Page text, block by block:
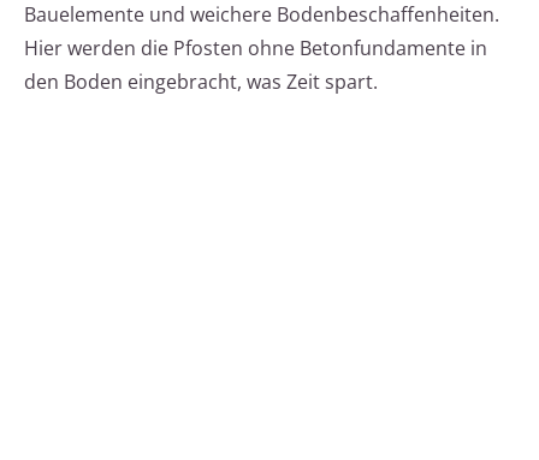
Bauelemente und weichere Bodenbeschaffenheiten.
Hier werden die Pfosten ohne Betonfundamente in
den Boden eingebracht, was Zeit spart.